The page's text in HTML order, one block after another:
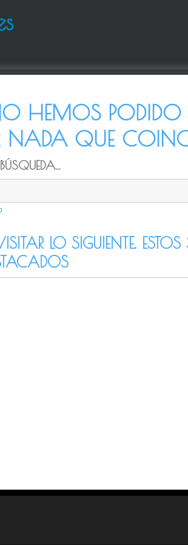
HEMOS PODIDO
NADA QUE
LO SIGUIENTE.